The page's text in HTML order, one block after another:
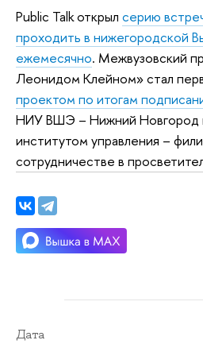
Public Talk открыл серию
проходить в нижегородской
ежемесячно. Межвузовский
Леонидом Клейном» стал
проектом по итогам
НИУ ВШЭ – Нижний Новгород
институтом управления –
сотрудничестве в
Дата